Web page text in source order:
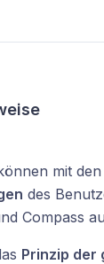
mit den
des
Compass
Prinzip der